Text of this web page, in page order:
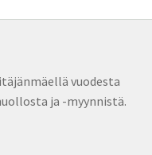
vuodesta
ja -myynnistä.